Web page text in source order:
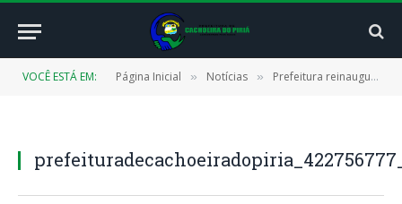
VOCÊ ESTÁ EM: Página Inicial » Notícias » Prefeitura reinaugura Escola Maria Bezerra Pontes, onde irá funcionar o primeiro espaço de educação em tempo integral no município